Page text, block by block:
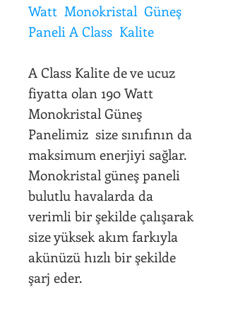
Watt Monokristal Güneş
Paneli A Class Kalite
A Class Kalite de ve ucuz
fiyatta olan 190 Watt
Monokristal Güneş
Panelimiz size sınıfının da
maksimum enerjiyi sağlar.
Monokristal güneş paneli
bulutlu havalarda da
verimli bir şekilde çalışarak
size yüksek akım farkıyla
akünüzü hızlı bir şekilde
şarj eder.